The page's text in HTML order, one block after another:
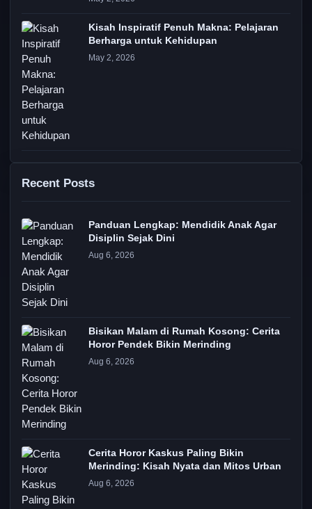
Kisah Inspiratif Penuh Makna: Pelajaran
Berharga untuk Kehidupan
May 2, 2026
Recent Posts
Panduan Lengkap: Mendidik Anak Agar
Disiplin Sejak Dini
Aug 6, 2026
Bisikan Malam di Rumah Kosong: Cerita
Horor Pendek Bikin Merinding
Aug 6, 2026
Cerita Horor Kaskus Paling Bikin
Merinding: Kisah Nyata dan Mitos Urban
Aug 6, 2026